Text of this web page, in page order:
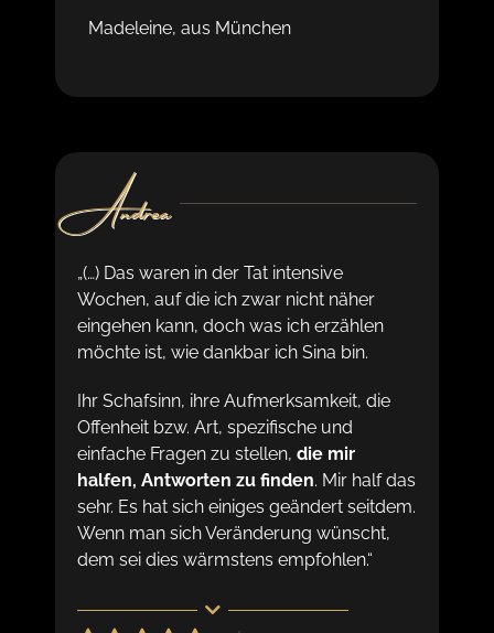
Madeleine, aus München
Andrea
„(…) Das waren in der Tat intensive
Wochen, auf die ich zwar nicht näher
eingehen kann, doch was ich erzählen
möchte ist, wie dankbar ich Sina bin.
Ihr Schafsinn, ihre Aufmerksamkeit, die
Offenheit bzw. Art, spezifische und
einfache Fragen zu stellen, die mir
halfen, Antworten zu finden. Mir half das
sehr. Es hat sich einiges geändert seitdem.
Wenn man sich Veränderung wünscht,
dem sei dies wärmstens empfohlen.“